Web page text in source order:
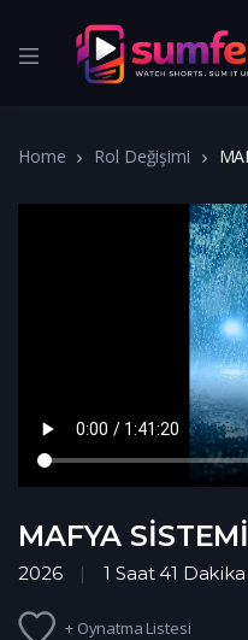
Home Rol Değişimi
MAFYA
2026 1 Saat 41 Dakika
+ Oynatma Listesi